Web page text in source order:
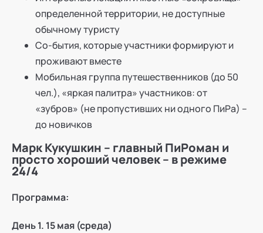
определенной территории, не доступные
обычному туристу
Со-бытия, которые участники формируют и
проживают вместе
Мобильная группа путешественников (до 50
чел.), «яркая палитра» участников: от
«зубров» (не пропустивших ни одного ПиРа) –
до новичков
Марк Кукушкин – главный ПиРоман и
просто хороший человек – в режиме
24/4
Программа:
День 1. 15 мая (среда)